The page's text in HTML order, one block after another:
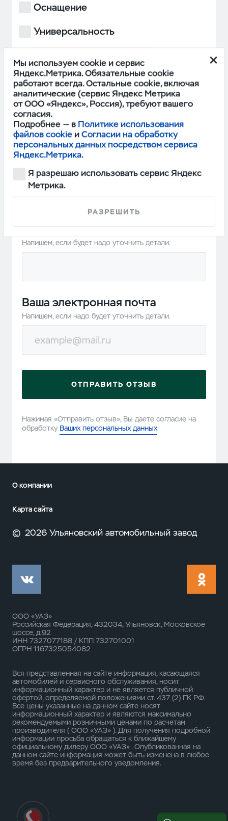
Оснащение
Универсальность
Проходимость
БОЛЬШЕ
Прикрепить фото (если есть)
JPG, PNG файлы до 10 Мб
Напишем, если будет надо уточнить детали.
Ваша электронная почта
Напишем, если надо будет уточнить детали.
ОТПРАВИТЬ ОТЗЫВ
Нажимая «Отправить отзыв», Вы даете согласие на
обработку Ваших персональных данных
О компании
Карта сайта
© 2026 Ульяновский автомобильный завод
ООО «УАЗ»
Российская Федерация, 432034, Ульяновск, Московское
шоссе, д.92
ИНН 7327077188 / КПП 732701001
ОГРН 1167325054082
Вся представленная на сайте информация, касающаяся
автомобилей и сервисного обслуживания, носит
информационный характер и не является публичной
офертой, определяемой положениями ст. 437 (2) ГК РФ.
Все цены указанные на данном сайте носят
информационный характер и являются максимально
рекомендуемыми розничными ценами по расчетам
производителя ( ООО «УАЗ» ). Для получения подробной
информации просьба обращаться к ближайшему
официальному дилеру ООО «УАЗ» . Опубликованная на
данном сайте информация может быть изменена в любое
время без предварительного уведомления.
Мы используем cookie и сервис
Яндекс.Метрика. Обязательные cookie
работают всегда. Остальные cookie, включая
аналитические (сервис Яндекс Метрика
от ООО «Яндекс», Россия), требуют вашего
согласия.
Подробнее — в Политике использования
файлов cookie иСогласии на обработку
персональных данных посредством сервиса
Яндекс.Метрика.
Я разрешаю использовать сервис Яндекс
Метрика.
РАЗРЕШИТЬ